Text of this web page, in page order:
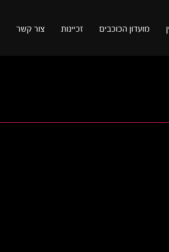
מועדון הכוכבים זכיינות צור קשר